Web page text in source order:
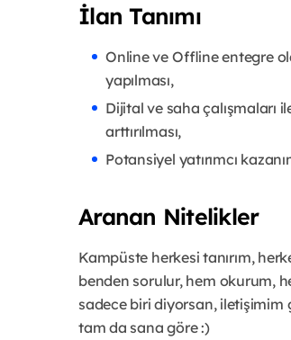
İlan Tanımı
Online ve Offline entegre
yapılması,
Dijital ve saha çalışmaları
arttırılması,
Potansiyel yatırımcı
Aranan Nitelikler
Kampüste herkesi tanırım,
benden sorulur, hem okurum,
sadece biri diyorsan, iletişimim
tam da sana göre :)